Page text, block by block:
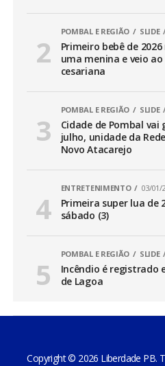
POMBAL E REGIÃO SLIDE
Primeiro bebê de
uma menina e veio
cesariana
POMBAL E REGIÃO SLIDE
Cidade de Pombal
julho, unidade da
Novo Atacarejo
ENTRETENIMENTO 03/01/
Primeira super lua de
sábado (3)
POMBAL E REGIÃO SLIDE
Incêndio é registrado
de Lagoa
Copyright © 2026 Liberdade PB.